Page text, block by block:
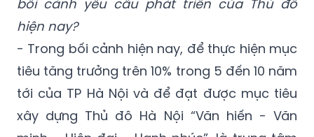
- Trong bối cảnh hiện nay, để thực hiện mục
tiêu tăng trưởng trên 10% trong 5 đến 10 năm
tới của TP Hà Nội và để đạt được mục tiêu
xây dựng Thủ đô Hà Nội “Văn hiến - Văn
minh - Hiện đại - Hạnh phúc”, là trung tâm
đầu não chính trị - hành chính quốc gia;